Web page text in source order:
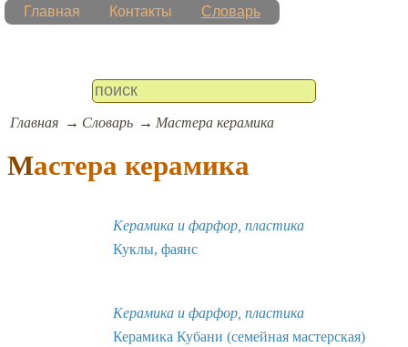
Главная Контакты Словарь
Главная Словарь Мастера керамика
Мастера керамика
Керамика и фарфор, пластика
Куклы, фаянс
Керамика и фарфор, пластика
Керамика Кубани (семейная мастерская)